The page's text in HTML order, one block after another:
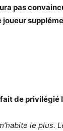
pas
joueur
de privilégié
le